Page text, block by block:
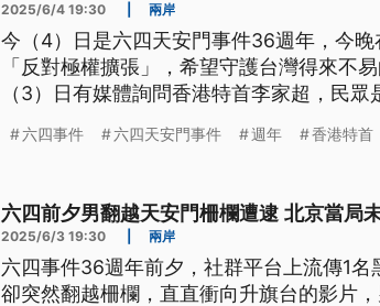
2025/6/4 19:30 兩岸
今（4）日是六四天安門事件36週年，今
「反對極權擴張」，希望守護台灣得來不
（3）日有媒體詢問香港特首李家超，民
六四事件 六四天安門事件 週年 香港特首
六四前夕男翻越天安門柵欄遭逮 北京當局
2025/6/3 19:30 兩岸
六四事件36週年前夕，社群平台上流傳1
卻突然翻越柵欄，直直衝向升旗台的影片